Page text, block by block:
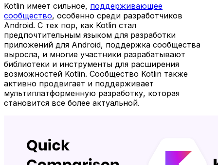
Kotlin имеет сильное, поддерживающее
сообщество, особенно среди разработчиков
Android. С тех пор, как Kotlin стал
предпочтительным языком для разработки
приложений для Android, поддержка сообщества
выросла, и многие участники разрабатывают
библиотеки и инструменты для расширения
возможностей Kotlin. Сообщество Kotlin также
активно продвигает и поддерживает
мультиплатформенную разработку, которая
становится все более актуальной.